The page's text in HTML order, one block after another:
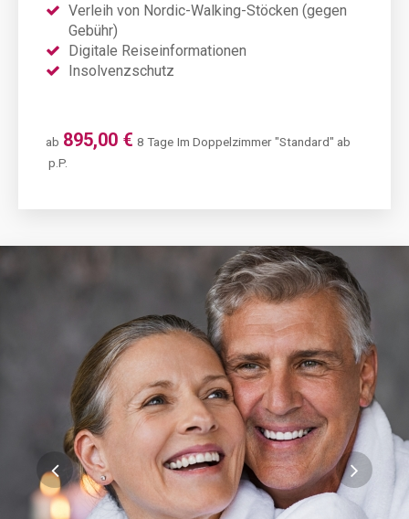
Verleih von Nordic-Walking-Stöcken (gegen
Gebühr)
Digitale Reiseinformationen
Insolvenzschutz
ab 895,00 € 8 Tage Im Doppelzimmer "Standard" ab
p.P.